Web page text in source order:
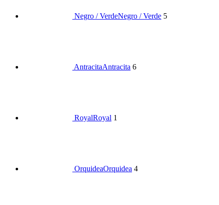
Negro / VerdeNegro / Verde 5
AntracitaAntracita 6
RoyalRoyal 1
OrquideaOrquidea 4